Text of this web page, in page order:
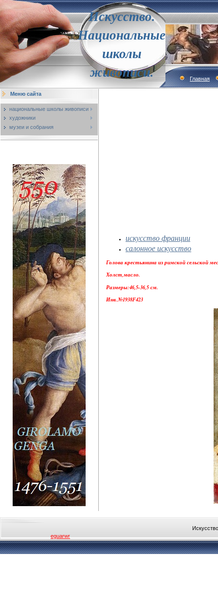
Искусство.
Национальные
школы
живописи.
Главная
Меню сайта
национальные школы живописи
художники
музеи и собрания
искусство франции
салонное искусство
Голова крестьянина из римской сельской
Холст,масло.
Размеры:46,5-36,5 см.
Инв.№1938F423
eguarwr